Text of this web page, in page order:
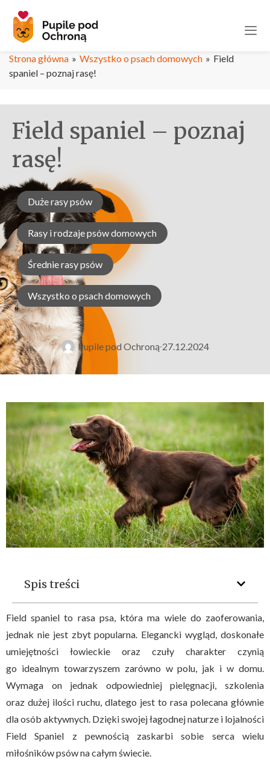
Strona główna » Wszystko o psach domowych » Field
spaniel – poznaj rasę!
Field spaniel – poznaj
rasę!
Duże rasy psów
Rasy i rodzaje psów domowych
Średnie rasy psów
Wszystko o psach domowych
Pupile pod Ochroną 27.12.2024
Spis treści
Field spaniel to rasa psa, która ma wiele do zaoferowania,
jednak nie jest zbyt popularna. Elegancki wygląd, doskonałe
umiejętności łowieckie oraz czuły charakter czynią
go idealnym towarzyszem zarówno w polu, jak i w domu.
Wymaga on jednak odpowiedniej pielęgnacji, szkolenia
oraz dużej ilości ruchu, dlatego jest to rasa polecana głównie
dla osób aktywnych. Dzięki swojej łagodnej naturze i lojalności
Field Spaniel z pewnością zaskarbi sobie serca wielu
miłośników psów na całym świecie.